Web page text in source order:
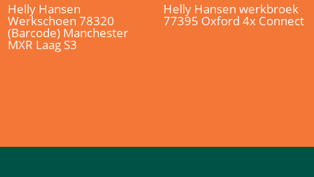
Helly Hansen
Werkschoen 78320
(Barcode) Manchester
MXR Laag S3
Helly Hansen werkbroek
77395 Oxford 4x Connect